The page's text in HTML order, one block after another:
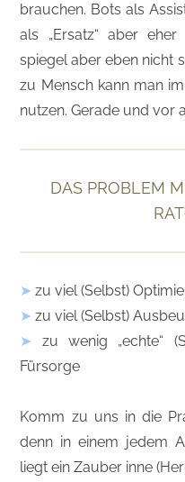
brauchen. Bots als
als „Ersatz“ aber
spiegel aber eben nicht
zu Mensch kann man
nutzen. Gerade und vor
DAS PROBLEM
➤zu viel (Selbst)
➤zu viel (Selbst)
➤ zu wenig „echte“
Fürsorge
Komm zu uns in die
denn in einem jedem
liegt ein Zauber inne